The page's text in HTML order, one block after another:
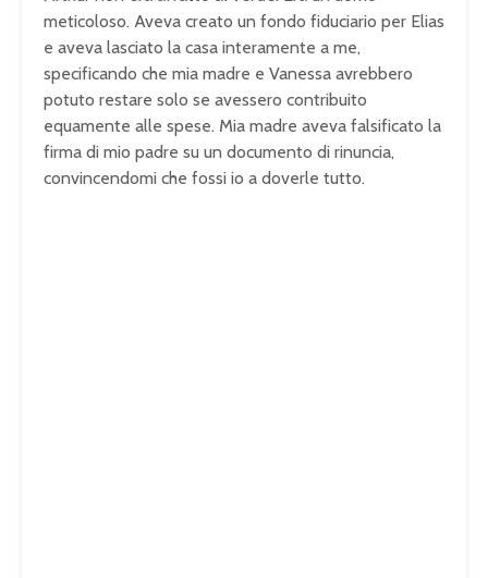
meticoloso. Aveva creato un fondo fiduciario per Elias
e aveva lasciato la casa interamente a me,
specificando che mia madre e Vanessa avrebbero
potuto restare solo se avessero contribuito
equamente alle spese. Mia madre aveva falsificato la
firma di mio padre su un documento di rinuncia,
convincendomi che fossi io a doverle tutto.